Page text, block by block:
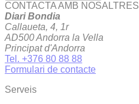
CONTACTA AMB NOSALTRES
Diari Bondia
Callaueta, 4, 1r
AD500 Andorra la Vella
Principat d'Andorra
Tel. +376 80 88 88
Formulari de contacte
Serveis